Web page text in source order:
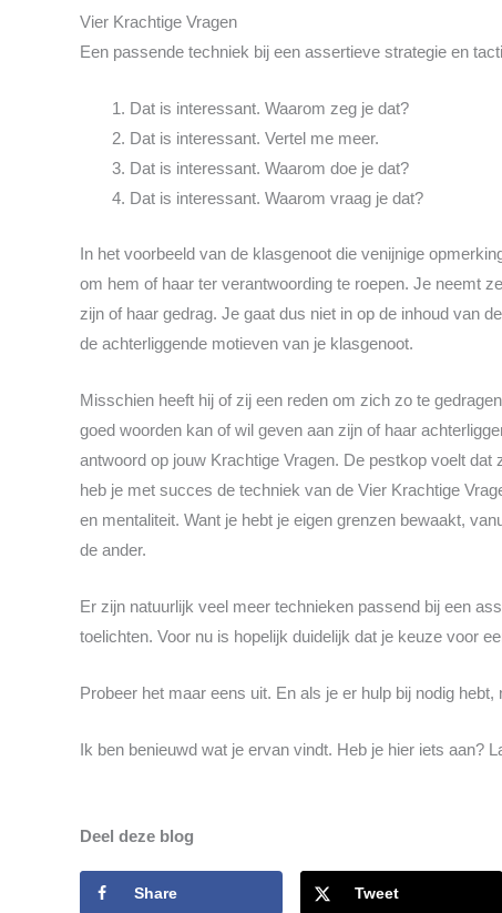
Vier Krachtige Vragen
Een passende techniek bij een assertieve strategie en
Dat is interessant. Waarom zeg je dat?
Dat is interessant. Vertel me meer.
Dat is interessant. Waarom doe je dat?
Dat is interessant. Waarom vraag je dat?
In het voorbeeld van de klasgenoot die venijnige
om hem of haar ter verantwoording te roepen. Je neemt
zijn of haar gedrag. Je gaat dus niet in op de inhoud van
de achterliggende motieven van je klasgenoot.
Misschien heeft hij of zij een reden om zich zo te
goed woorden kan of wil geven aan zijn of haar
antwoord op jouw Krachtige Vragen. De pestkop voelt
heb je met succes de techniek van de Vier Krachtige
en mentaliteit. Want je hebt je eigen grenzen bewaakt,
de ander.
Er zijn natuurlijk veel meer technieken passend bij een
toelichten. Voor nu is hopelijk duidelijk dat je keuze voor
Probeer het maar eens uit. En als je er hulp bij nodig
Ik ben benieuwd wat je ervan vindt. Heb je hier iets aan?
Deel deze blog
Share Tweet